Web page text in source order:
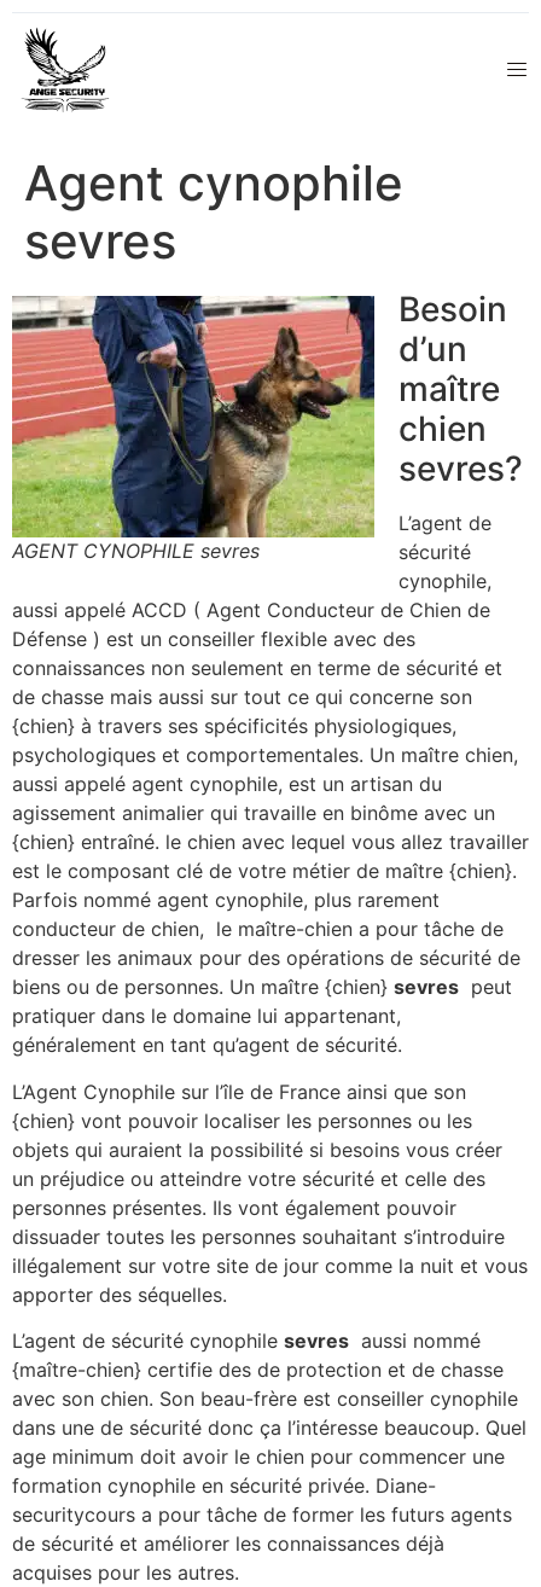
Agent cynophile
sevres
AGENT CYNOPHILE sevres
Besoin
d’un
maître
chien
sevres?
L’agent de
sécurité
cynophile,
aussi appelé ACCD ( Agent Conducteur de Chien de
Défense ) est un conseiller flexible avec des
connaissances non seulement en terme de sécurité et
de chasse mais aussi sur tout ce qui concerne son
{chien} à travers ses spécificités physiologiques,
psychologiques et comportementales. Un maître chien,
aussi appelé agent cynophile, est un artisan du
agissement animalier qui travaille en binôme avec un
{chien} entraîné. le chien avec lequel vous allez travailler
est le composant clé de votre métier de maître {chien}.
Parfois nommé agent cynophile, plus rarement
conducteur de chien, le maître-chien a pour tâche de
dresser les animaux pour des opérations de sécurité de
biens ou de personnes. Un maître {chien} sevres peut
pratiquer dans le domaine lui appartenant,
généralement en tant qu’agent de sécurité.
L’Agent Cynophile sur l’île de France ainsi que son
{chien} vont pouvoir localiser les personnes ou les
objets qui auraient la possibilité si besoins vous créer
un préjudice ou atteindre votre sécurité et celle des
personnes présentes. Ils vont également pouvoir
dissuader toutes les personnes souhaitant s’introduire
illégalement sur votre site de jour comme la nuit et vous
apporter des séquelles.
L’agent de sécurité cynophile sevres aussi nommé
{maître-chien} certifie des de protection et de chasse
avec son chien. Son beau-frère est conseiller cynophile
dans une de sécurité donc ça l’intéresse beaucoup. Quel
age minimum doit avoir le chien pour commencer une
formation cynophile en sécurité privée. Diane-
securitycours a pour tâche de former les futurs agents
de sécurité et améliorer les connaissances déjà
acquises pour les autres.